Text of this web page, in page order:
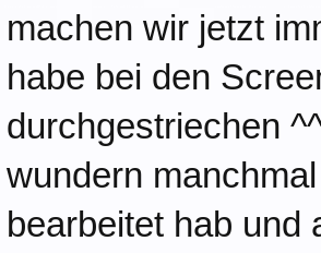
machen wir jetzt
habe bei den
durchgestriechen
wundern
bearbeitet hab und